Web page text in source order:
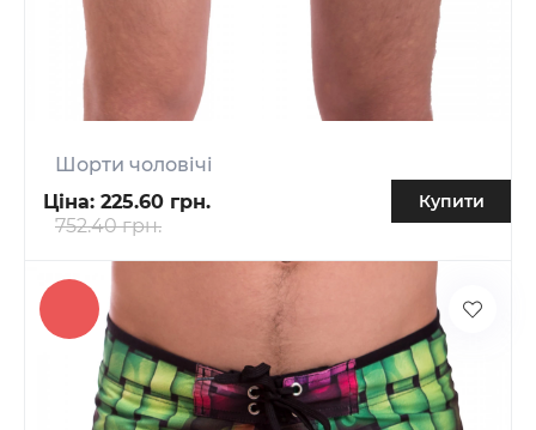
Шорти чоловічі
Ціна: 225.60 грн.
752.40 грн.
Купити